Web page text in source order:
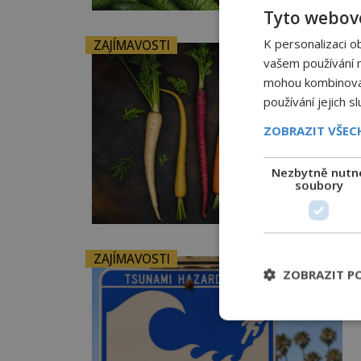
ZAJÍMAVOSTI
ZAJÍMAVOSTI
Tyto
K personalizaci
vašem používání
mohou
používání jejich
ZOBRAZIT
Nezbytně
soubory
ZOBRAZIT